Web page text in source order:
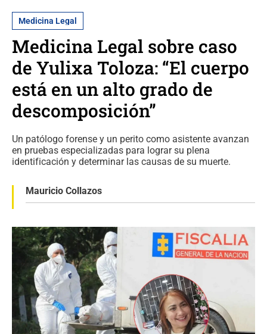
Medicina Legal
Medicina Legal sobre caso
de Yulixa Toloza: “El cuerpo
está en un alto grado de
descomposición”
Un patólogo forense y un perito como asistente avanzan
en pruebas especializadas para lograr su plena
identificación y determinar las causas de su muerte.
Mauricio Collazos